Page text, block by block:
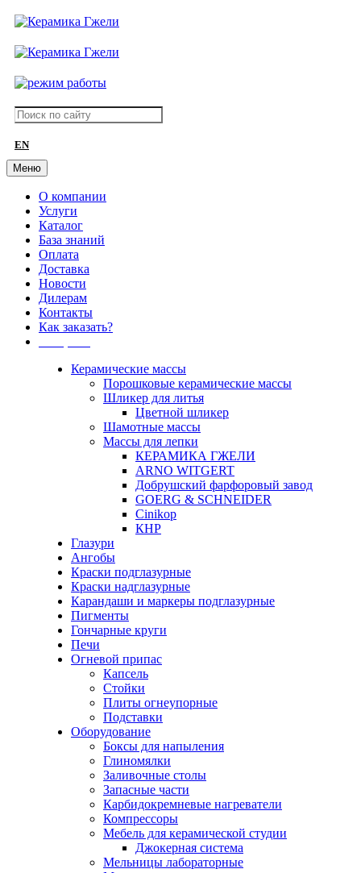
EN
Меню
О компании
Услуги
Каталог
База знаний
Оплата
Доставка
Новости
Дилерам
Контакты
Как заказать?
Керамические массы
Порошковые керамические массы
Шликер для литья
Цветной шликер
Шамотные массы
Массы для лепки
КЕРАМИКА ГЖЕЛИ
ARNO WITGERT
Добрушский фарфоровый завод
GOERG & SCHNEIDER
Cinikop
КНР
Глазури
Ангобы
Краски подглазурные
Краски надглазурные
Карандаши и маркеры подглазурные
Пигменты
Гончарные круги
Печи
Огневой припас
Капсель
Стойки
Плиты огнеупорные
Подставки
Оборудование
Боксы для напыления
Глиномялки
Заливочные столы
Запасные части
Карбидокремневые нагреватели
Компрессоры
Мебель для керамической студии
Джокерная система
Мельницы лабораторные